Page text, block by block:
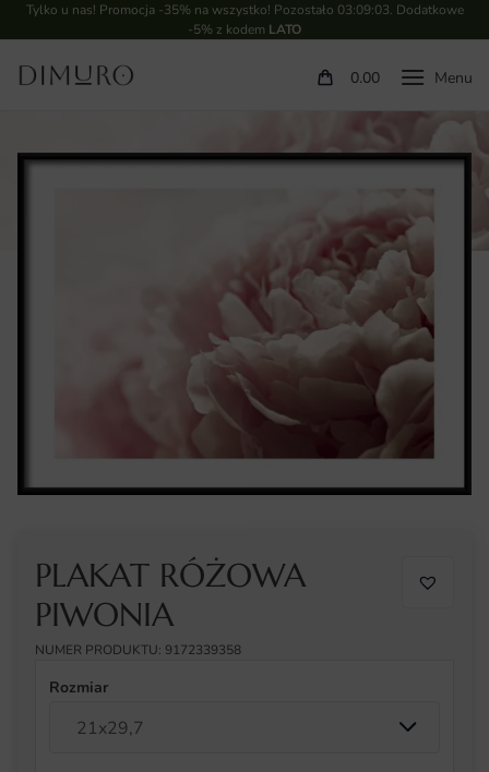
Tylko u nas! Promocja -35% na wszystko! Pozostało 03:09:03. Dodatkowe
-5% z kodem LATO
0.00
PLAKAT RÓŻOWA
PIWONIA
NUMER PRODUKTU: 9172339358
Rozmiar